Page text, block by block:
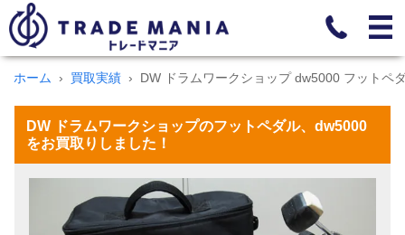
ホーム 買取実績 DW ドラムワークショップ dw5000 フットペ
DW ドラムワークショップのフットペダル、dw5000
をお買取りしました！